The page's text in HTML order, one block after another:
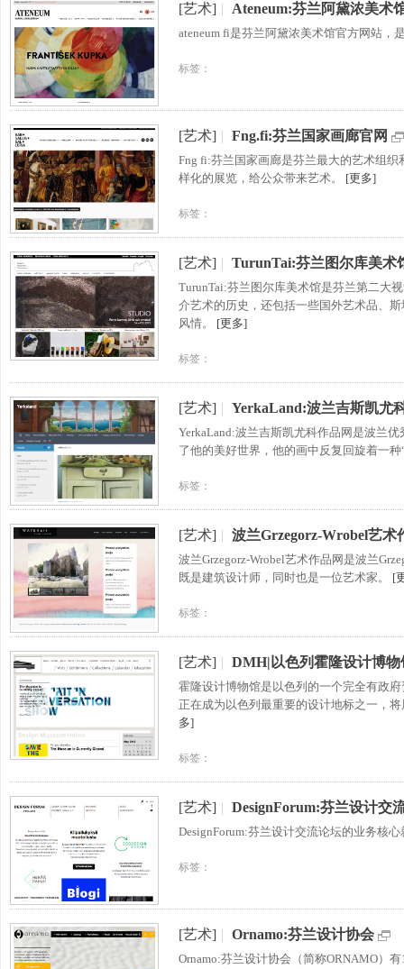
[艺术] | Ateneum:芬兰阿黛浓美术
ateneum fi是芬兰阿黛浓美术馆官方网站，
标签：
[艺术] | Fng.fi:芬兰国家画廊官网
Fng fi:芬兰国家画廊是芬兰最大的艺术组
样化的展览，给公众带来艺术。 [更多]
标签：
[艺术] | TurunTai:芬兰图尔库美术
TurunTai:芬兰图尔库美术馆是芬兰第二大
介艺术的历史，还包括一些国外艺术品、
风情。 [更多]
标签：
[艺术] | YerkaLand:波兰吉斯凯尤
YerkaLand:波兰吉斯凯尤科作品网是波兰
了他的美好世界，他的画中反复回旋着一
标签：
[艺术] | 波兰Grzegorz-Wrobel艺术
波兰Grzegorz-Wrobel艺术作品网是波兰
既是建筑设计师，同时也是一位艺术家。 [
标签：
[艺术] | DMH|以色列霍隆设计博物
霍隆设计博物馆是以色列的一个完全有政
正在成为以色列最重要的设计地标之一，
多]
标签：
[艺术] | DesignForum:芬兰设计交
DesignForum:芬兰设计交流论坛的业务核
标签：
[艺术] | Ornamo:芬兰设计协会
Ornamo:芬兰设计协会（简称ORNAMO）